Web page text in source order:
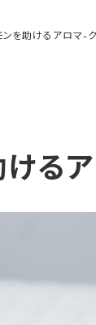
を助けるアロマ-
る